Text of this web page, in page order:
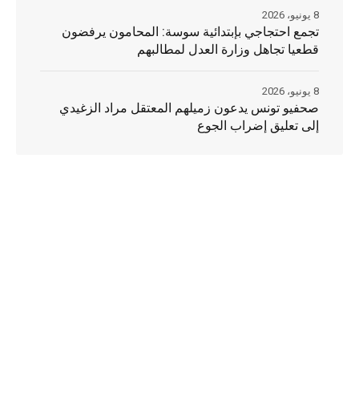
تجمع احتجاجي بإبتدائية سوسة: المحامون يرفضون
قطعيا تجاهل وزارة العدل لمطالبهم
8 يونيو، 2026
صحفيو تونس يدعون زميلهم المعتقل مراد الزغيدي
إلى تعليق إضراب الجوع
8 يونيو، 2026